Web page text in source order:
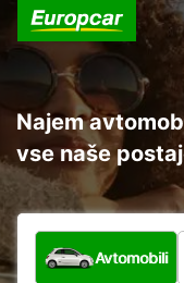
Najem
vse naše
Katera vrsta
Avtomobili